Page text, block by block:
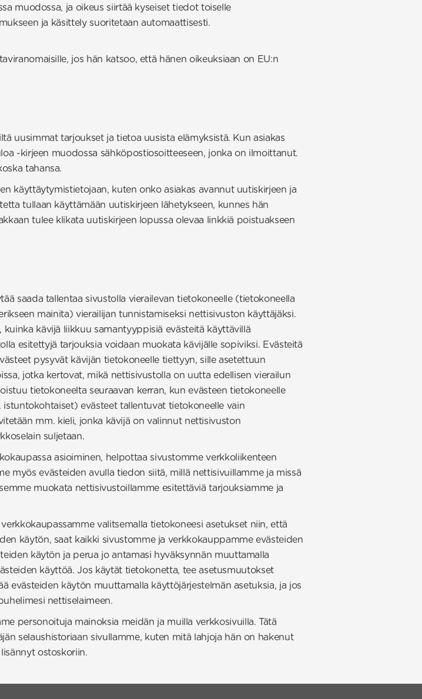
muodossa, ja oikeus siirtää kyseiset tiedot toiselle
ja käsittely suoritetaan automaattisesti.
jos hän katsoo, että hänen oikeuksiaan on EU:n
uusimmat tarjoukset ja tietoa uusista elämyksistä. Kun asiakas
-kirjeen muodossa sähköpostiosoitteeseen, jonka on ilmoittanut.
tahansa.
käyttäytymistietojaan, kuten onko asiakas avannut uutiskirjeen ja
tullaan käyttämään uutiskirjeen lähetykseen, kunnes hän
tulee klikata uutiskirjeen lopussa olevaa linkkiä poistuakseen
saada tallentaa sivustolla vierailevan tietokoneelle (tietokoneella
mainita) vierailijan tunnistamiseksi nettisivuston käyttäjäksi.
kävijä liikkuu samantyyppisiä evästeitä käyttävillä
esitettyjä tarjouksia voidaan muokata kävijälle sopiviksi. Evästeitä
pysyvät kävijän tietokoneelle tiettyyn, sille asetettuun
jotka kertovat, mikä nettisivustolla on uutta edellisen vierailun
tietokoneelta seuraavan kerran, kun evästeen tietokoneelle
evästeet tallentuvat tietokoneelle vain
mm. kieli, jonka kävijä on valinnut nettisivuston
suljetaan.
asioiminen, helpottaa sivustomme verkkoliikenteen
myös evästeiden avulla tiedon siitä, millä nettisivuillamme ja missä
muokata nettisivustoillamme esitettäviä tarjouksiamme ja
valitsemalla tietokoneesi asetukset niin, että
käytön, saat kaikki sivustomme ja verkkokauppamme evästeiden
käytön ja perua jo antamasi hyväksynnän muuttamalla
käyttöä. Jos käytät tietokonetta, tee asetusmuutokset
evästeiden käytön muuttamalla käyttöjärjestelmän asetuksia, ja jos
nettiselaimeen.
personoituja mainoksia meidän ja muilla verkkosivuilla. Tätä
selaushistoriaan sivullamme, kuten mitä lahjoja hän on hakenut
ostoskoriin.